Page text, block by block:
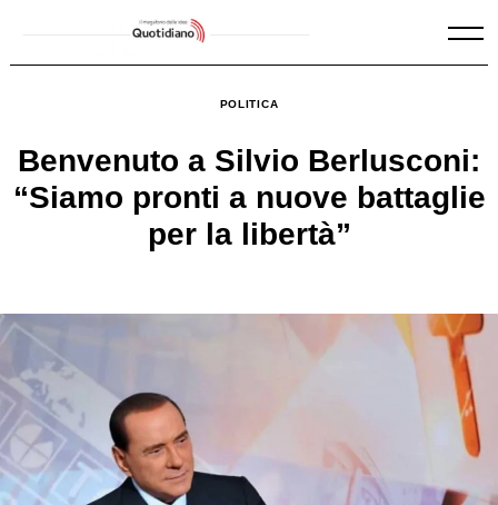
POLITICA
Benvenuto a Silvio Berlusconi:
“Siamo pronti a nuove battaglie
per la libertà”